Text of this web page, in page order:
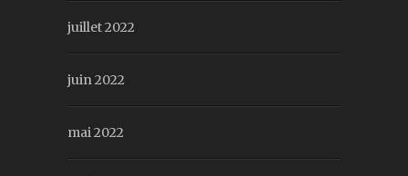
juillet 2022
juin 2022
mai 2022